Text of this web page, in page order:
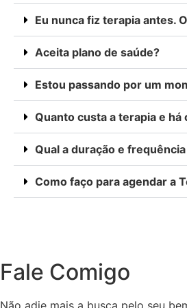
Eu nunca fiz terapia antes.
Aceita plano de saúde?
Estou passando por um
Quanto custa a terapia e
Qual a duração e
Como faço para agendar a
Fale Comigo
Não adie mais a busca pelo seu